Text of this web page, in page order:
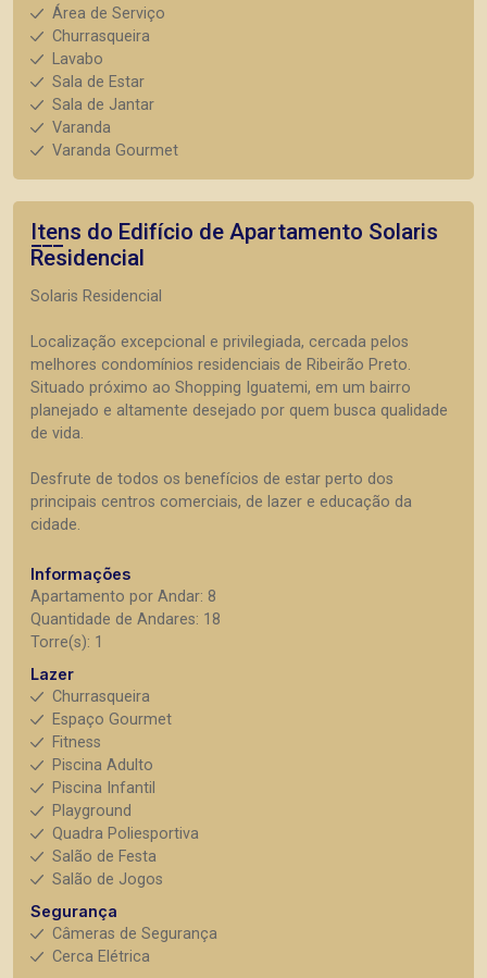
Área de Serviço
Churrasqueira
Lavabo
Sala de Estar
Sala de Jantar
Varanda
Varanda Gourmet
Itens do Edifício de Apartamento Solaris
Residencial
Solaris Residencial
Localização excepcional e privilegiada, cercada pelos
melhores condomínios residenciais de Ribeirão Preto.
Situado próximo ao Shopping Iguatemi, em um bairro
planejado e altamente desejado por quem busca qualidade
de vida.
Desfrute de todos os benefícios de estar perto dos
principais centros comerciais, de lazer e educação da
cidade.
Informações
Apartamento por Andar: 8
Quantidade de Andares: 18
Torre(s): 1
Lazer
Churrasqueira
Espaço Gourmet
Fitness
Piscina Adulto
Piscina Infantil
Playground
Quadra Poliesportiva
Salão de Festa
Salão de Jogos
Segurança
Câmeras de Segurança
Cerca Elétrica